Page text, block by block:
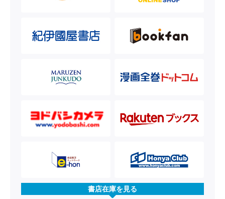
書店在庫を見る